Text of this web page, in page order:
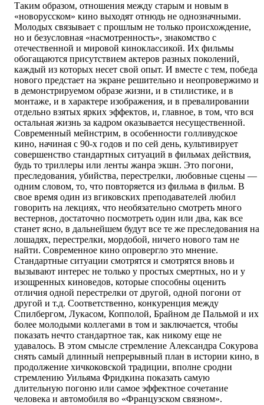
Таким образом, отношения между старым и новым в
«новорусском» кино выходят отнюдь не однозначными.
Молодых связывает с прошлым не только происхождение,
но и безусловная «насмотренность», знакомство с
отечественной и мировой киноклассикой. Их фильмы
обогащаются присутствием актеров разных поколений,
каждый из которых несет свой опыт. И вместе с тем, победа
нового предстает на экране решительно и неопровержимо и
в демонстрируемом образе жизни, и в стилистике, и в
монтаже, и в характере изображения, и в превалировании
отдельно взятых ярких эффектов, и, главное, в том, что вся
остальная жизнь за кадром оказывается несущественной.
Современный мейнстрим, в особенности голливудское
кино, начиная с 90-х годов и по сей день, культивирует
совершенство стандартных ситуаций в фильмах действия,
будь то триллеры или ленты жанра экшн. Это погони,
преследования, убийства, перестрелки, любовные сцены —
одним словом, то, что повторяется из фильма в фильм. В
свое время один из вгиковских преподавателей любил
говорить на лекциях, что необязательно смотреть много
вестернов, достаточно посмотреть один или два, как все
станет ясно, в дальнейшем будут все те же преследования на
лошадях, перестрелки, мордобой, ничего нового там не
найти. Современное кино опровергло это мнение.
Стандартные ситуации смотрятся и смотрятся вновь и
вызывают интерес не только у простых смертных, но и у
изощренных киноведов, которые способны оценить
отличия одной перестрелки от другой, одной погони от
другой и т.д. Соответственно, конкуренция между
Спилбергом, Лукасом, Копполой, Брайном де Пальмой и их
более молодыми коллегами в том и заключается, чтобы
показать нечто стандартное так, как никому еще не
удавалось. В этом смысле стремление Александра Сокурова
снять самый длинный непрерывный план в истории кино, в
продолжение хичкоковской традиции, вполне сродни
стремлению Уильяма Фридкина показать самую
длительную погоню или самое эффектное сочетание
человека и автомобиля во «Французском связном».